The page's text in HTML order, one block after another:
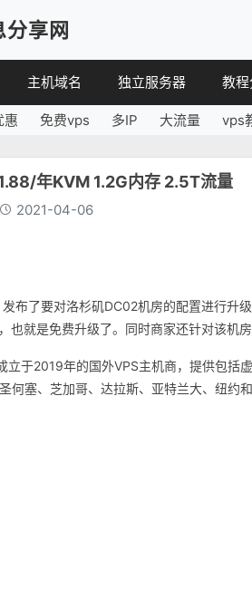
享网
主机域名
域名
独立服务器 教
VPS
linux
惠 免费vps 多IP 大流量 vps
年KVM 1.2G内存 2.5T流量
2021-04-06
布了要对洛杉矶DC02机房的配置进行升
也就是免费升级了。同时商家还针对该机
立于2019年的国外VPS主机商，提供包
何塞、芝加哥、达拉斯、亚特兰大、纽约